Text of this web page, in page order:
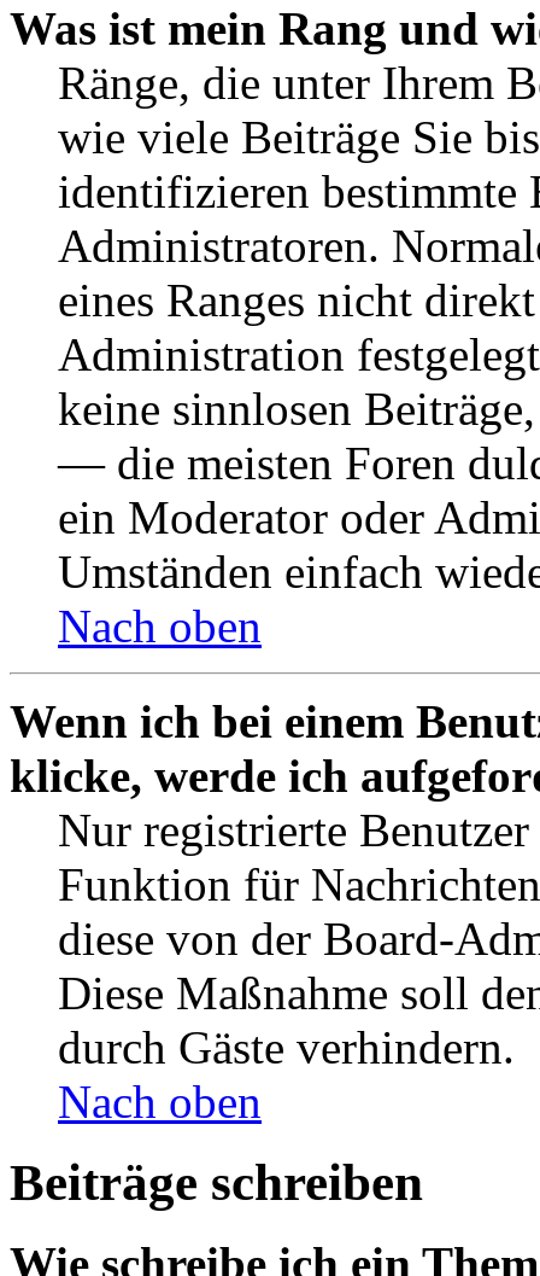
Was ist mein Rang und
Ränge, die unter Ihrem
wie viele Beiträge Sie
identifizieren bestimmte
Administratoren.
eines Ranges nicht
Administration
keine sinnlosen
— die meisten Foren
ein Moderator oder
Umständen einfach
Nach oben
Wenn ich bei einem
klicke, werde ich
Nur registrierte
Funktion für
diese von der Board-
Diese Maßnahme soll
durch Gäste verhindern.
Nach oben
Beiträge schreiben
Wie schreibe ich ein